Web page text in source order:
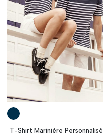
T-Shirt Marinière Personnalisé